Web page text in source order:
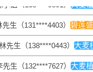
生（131****4403）碧莲
先生（138****0443）大麦
先生（132****7627）大麦